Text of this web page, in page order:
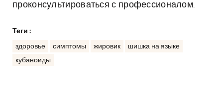
проконсультироваться с профессионалом.
Теги :
здоровье симптомы жировик
шишка на языке
кубаноиды